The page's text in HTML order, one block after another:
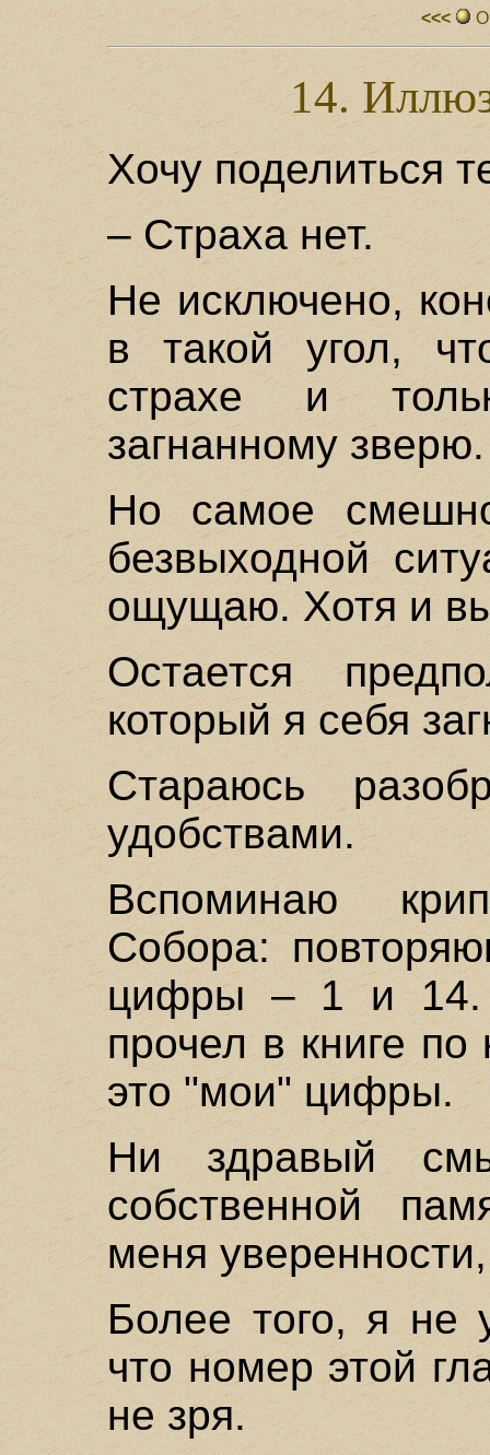
<<<
14.
Хочу поделиться
– Страха нет.
Не исключено,
в такой угол,
страхе и
загнанному зверю.
Но самое
безвыходной
ощущаю. Хотя и
Остается
который я себя
Стараюсь
удобствами.
Вспоминаю
Собора:
цифры – 1 и
прочел в книге по
это "мои" цифры.
Ни здравый
собственной
меня
Более того, я не
что номер этой
не зря.